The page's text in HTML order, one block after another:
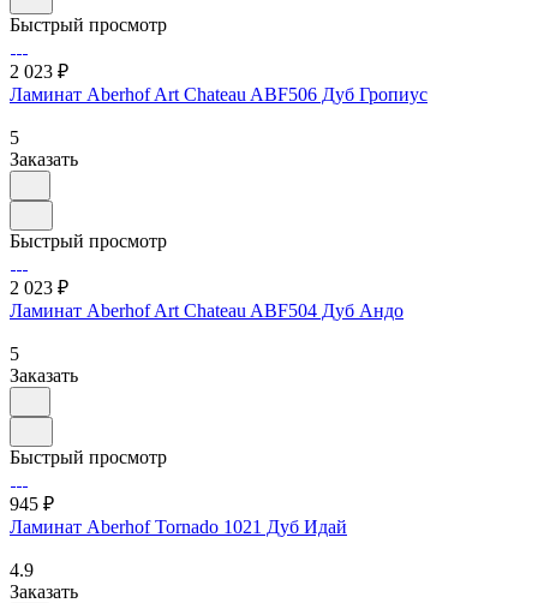
Быстрый просмотр
2 023 ₽
Ламинат Aberhof Art Chateau ABF506 Дуб Гропиус
5
Заказать
Быстрый просмотр
2 023 ₽
Ламинат Aberhof Art Chateau ABF504 Дуб Андо
5
Заказать
Быстрый просмотр
945 ₽
Ламинат Aberhof Tornado 1021 Дуб Идай
4.9
Заказать